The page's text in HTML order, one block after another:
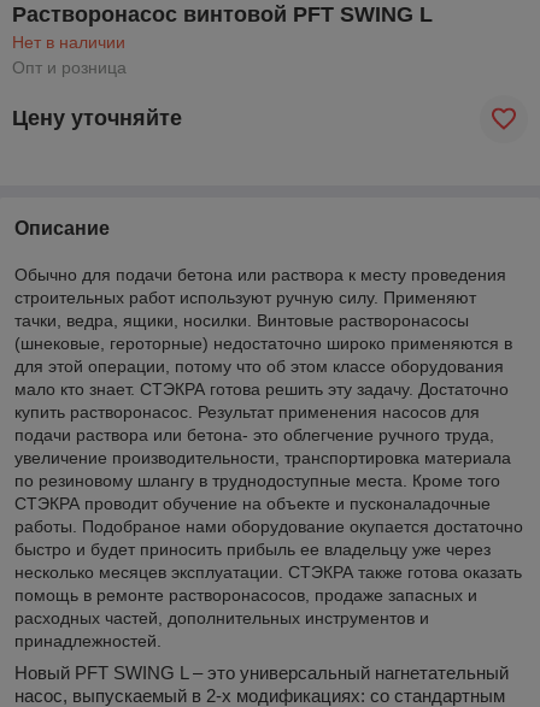
Растворонасос винтовой PFT SWING L
Нет в наличии
Опт и розница
Цену уточняйте
Описание
Обычно для подачи бетона или раствора к месту проведения
строительных работ используют ручную силу. Применяют
тачки, ведра, ящики, носилки. Винтовые растворонасосы
(шнековые, героторные) недостаточно широко применяются в
для этой операции, потому что об этом классе оборудования
мало кто знает. СТЭКРА готова решить эту задачу. Достаточно
купить растворонасос. Результат применения насосов для
подачи раствора или бетона- это облегчение ручного труда,
увеличение производительности, транспортировка материала
по резиновому шлангу в труднодоступные места. Кроме того
СТЭКРА проводит обучение на объекте и пусконаладочные
работы. Подобраное нами оборудование окупается достаточно
быстро и будет приносить прибыль ее владельцу уже через
несколько месяцев эксплуатации. СТЭКРА также готова оказать
помощь в ремонте растворонасосов, продаже запасных и
расходных частей, дополнительных инструментов и
принадлежностей.
Новый PFT SWING L – это универсальный нагнетательный
насос, выпускаемый в 2-х модификациях: со стандартным